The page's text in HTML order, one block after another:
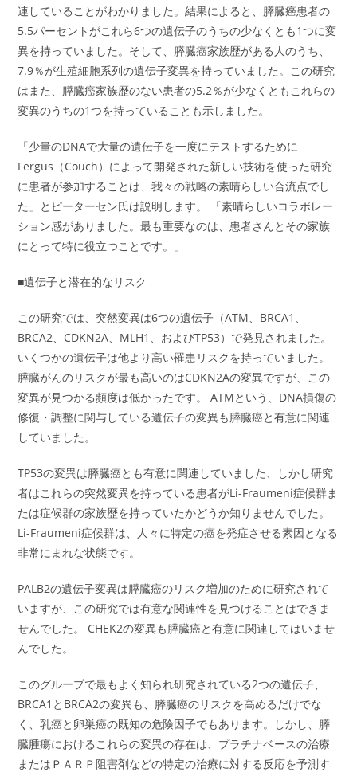
連していることがわかりました。結果によると、膵臓癌患者の
5.5パーセントがこれら6つの遺伝子のうちの少なくとも1つに変
異を持っていました。そして、膵臓癌家族歴がある人のうち、
7.9％が生殖細胞系列の遺伝子変異を持っていました。この研究
はまた、膵臓癌家族歴のない患者の5.2％が少なくともこれらの
変異のうちの1つを持っていることも示しました。
「少量のDNAで大量の遺伝子を一度にテストするために
Fergus（Couch）によって開発された新しい技術を使った研究
に患者が参加することは、我々の戦略の素晴らしい合流点でし
た」とピーターセン氏は説明します。 「素晴らしいコラボレー
ション感がありました。最も重要なのは、患者さんとその家族
にとって特に役立つことです。」
■遺伝子と潜在的なリスク
この研究では、突然変異は6つの遺伝子（ATM、BRCA1、
BRCA2、CDKN2A、MLH1、およびTP53）で発見されました。
いくつかの遺伝子は他より高い罹患リスクを持っていました。
膵臓がんのリスクが最も高いのはCDKN2Aの変異ですが、この
変異が見つかる頻度は低かったです。 ATMという、DNA損傷の
修復・調整に関与している遺伝子の変異も膵臓癌と有意に関連
していました。
TP53の変異は膵臓癌とも有意に関連していました、しかし研究
者はこれらの突然変異を持っている患者がLi-Fraumeni症候群ま
たは症候群の家族歴を持っていたかどうか知りませんでした。
Li-Fraumeni症候群は、人々に特定の癌を発症させる素因となる
非常にまれな状態です。
PALB2の遺伝子変異は膵臓癌のリスク増加のために研究されて
いますが、この研究では有意な関連性を見つけることはできま
せんでした。 CHEK2の変異も膵臓癌と有意に関連してはいませ
んでした。
このグループで最もよく知られ研究されている2つの遺伝子、
BRCA1とBRCA2の変異も、膵臓癌のリスクを高めるだけでな
く、乳癌と卵巣癌の既知の危険因子でもあります。しかし、膵
臓腫瘍におけるこれらの変異の存在は、プラチナベースの治療
またはＰＡＲＰ阻害剤などの特定の治療に対する反応を予測す